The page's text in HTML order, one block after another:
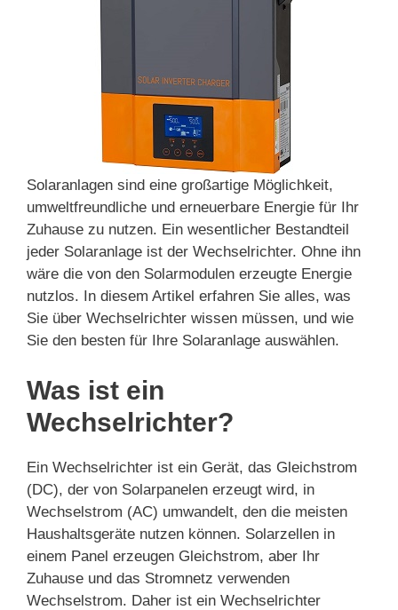
Solaranlagen sind eine großartige Möglichkeit,
umweltfreundliche und erneuerbare Energie für Ihr
Zuhause zu nutzen. Ein wesentlicher Bestandteil
jeder Solaranlage ist der Wechselrichter. Ohne ihn
wäre die von den Solarmodulen erzeugte Energie
nutzlos. In diesem Artikel erfahren Sie alles, was
Sie über Wechselrichter wissen müssen, und wie
Sie den besten für Ihre Solaranlage auswählen.
Was ist ein
Wechselrichter?
Ein Wechselrichter ist ein Gerät, das Gleichstrom
(DC), der von Solarpanelen erzeugt wird, in
Wechselstrom (AC) umwandelt, den die meisten
Haushaltsgeräte nutzen können. Solarzellen in
einem Panel erzeugen Gleichstrom, aber Ihr
Zuhause und das Stromnetz verwenden
Wechselstrom. Daher ist ein Wechselrichter